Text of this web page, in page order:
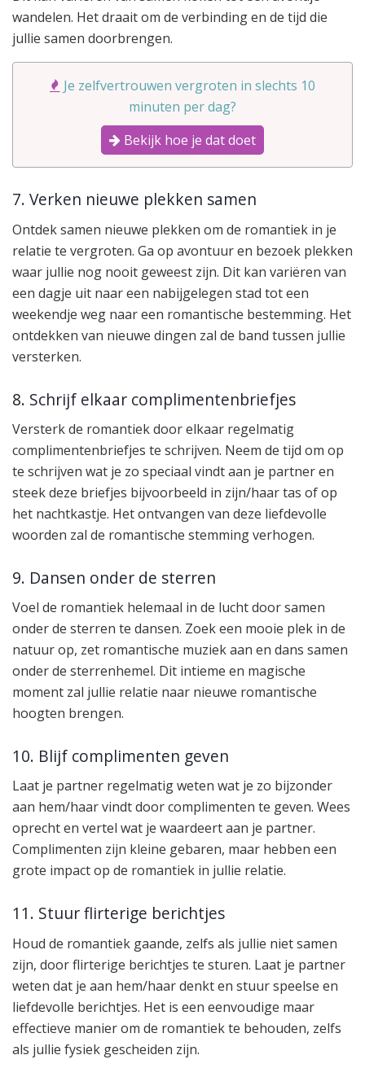
wandelen. Het draait om de verbinding en de tijd die
jullie samen doorbrengen.
Je zelfvertrouwen vergroten in slechts 10
minuten per dag?
Bekijk hoe je dat doet
7. Verken nieuwe plekken samen
Ontdek samen nieuwe plekken om de romantiek in je
relatie te vergroten. Ga op avontuur en bezoek plekken
waar jullie nog nooit geweest zijn. Dit kan variëren van
een dagje uit naar een nabijgelegen stad tot een
weekendje weg naar een romantische bestemming. Het
ontdekken van nieuwe dingen zal de band tussen jullie
versterken.
8. Schrijf elkaar complimentenbriefjes
Versterk de romantiek door elkaar regelmatig
complimentenbriefjes te schrijven. Neem de tijd om op
te schrijven wat je zo speciaal vindt aan je partner en
steek deze briefjes bijvoorbeeld in zijn/haar tas of op
het nachtkastje. Het ontvangen van deze liefdevolle
woorden zal de romantische stemming verhogen.
9. Dansen onder de sterren
Voel de romantiek helemaal in de lucht door samen
onder de sterren te dansen. Zoek een mooie plek in de
natuur op, zet romantische muziek aan en dans samen
onder de sterrenhemel. Dit intieme en magische
moment zal jullie relatie naar nieuwe romantische
hoogten brengen.
10. Blijf complimenten geven
Laat je partner regelmatig weten wat je zo bijzonder
aan hem/haar vindt door complimenten te geven. Wees
oprecht en vertel wat je waardeert aan je partner.
Complimenten zijn kleine gebaren, maar hebben een
grote impact op de romantiek in jullie relatie.
11. Stuur flirterige berichtjes
Houd de romantiek gaande, zelfs als jullie niet samen
zijn, door flirterige berichtjes te sturen. Laat je partner
weten dat je aan hem/haar denkt en stuur speelse en
liefdevolle berichtjes. Het is een eenvoudige maar
effectieve manier om de romantiek te behouden, zelfs
als jullie fysiek gescheiden zijn.